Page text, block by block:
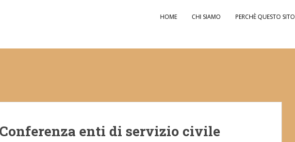
HOME CHI SIAMO PERCHÈ QUESTO SITO
Conferenza enti di servizio civile